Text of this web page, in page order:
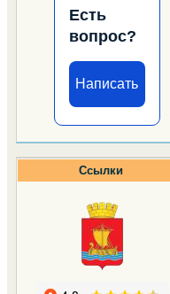
Есть
вопрос?
Написать
Ссылки